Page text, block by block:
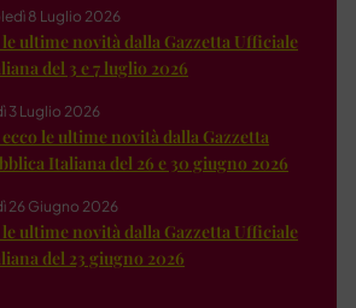
8 Luglio 2026
ultime novità dalla Gazzetta Ufficiale
del 3 e 7 luglio 2026
3 Luglio 2026
le ultime novità dalla Gazzetta
Italiana del 26 e 30 giugno 2026
26 Giugno 2026
ultime novità dalla Gazzetta Ufficiale
del 23 giugno 2026